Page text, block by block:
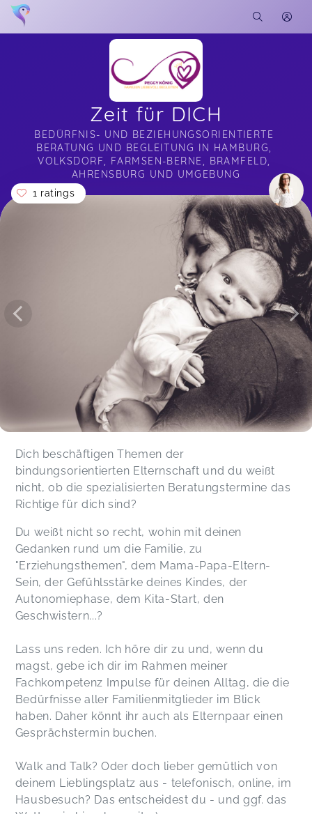
Zeit für DICH
BEDÜRFNIS- UND BEZIEHUNGSORIENTIERTE
BERATUNG UND BEGLEITUNG IN HAMBURG,
VOLKSDORF, FARMSEN-BERNE, BRAMFELD,
AHRENSBURG UND UMGEBUNG
Soon you will learn more about me here...
1 ratings
Dich beschäftigen Themen der
bindungsorientierten Elternschaft und du weißt
nicht, ob die spezialisierten Beratungstermine das
Richtige für dich sind?
Du weißt nicht so recht, wohin mit deinen
Gedanken rund um die Familie, zu
"Erziehungsthemen", dem Mama-Papa-Eltern-
Sein, der Gefühlsstärke deines Kindes, der
Autonomiephase, dem Kita-Start, den
Geschwistern...?
Lass uns reden. Ich höre dir zu und, wenn du
magst, gebe ich dir im Rahmen meiner
Fachkompetenz Impulse für deinen Alltag, die die
Bedürfnisse aller Familienmitglieder im Blick
haben. Daher könnt ihr auch als Elternpaar einen
Gesprächstermin buchen.
Walk and Talk? Oder doch lieber gemütlich von
deinem Lieblingsplatz aus - telefonisch, online, im
Hausbesuch? Das entscheidest du - und ggf. das